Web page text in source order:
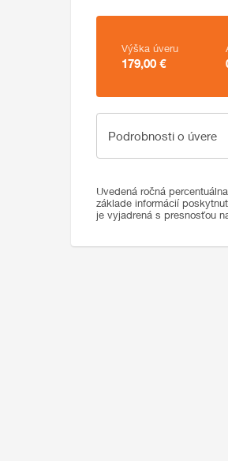
Zhrnutie
Výška úveru
179,00 €
Podrobnosti o úvere
Podrobnosti o úvere
Uvedená ročná
základe informácií
je vyjadrená s presnosťou